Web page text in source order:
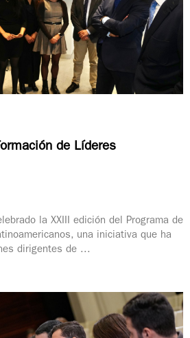
de Líderes
la XXIII edición del Programa de
una iniciativa que ha
dirigentes de ...